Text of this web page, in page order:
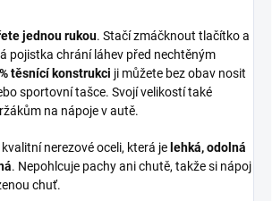
jednou rukou. Stačí zmáčknout tlačítko a
pojistka chrání láhev před nechtěným
těsnící konstrukci ji můžete bez obav nosit
sportovní tašce. Svojí velikostí také
na nápoje v autě.
nerezové oceli, která je lehká, odolná
. Nepohlcuje pachy ani chutě, takže si nápoj
chuť.